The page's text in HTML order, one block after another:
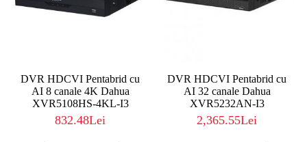
DVR HDCVI Pentabrid cu
AI 8 canale 4K Dahua
XVR5108HS-4KL-I3
832.48Lei
DVR HDCVI Pentabrid cu
AI 32 canale Dahua
XVR5232AN-I3
2,365.55Lei